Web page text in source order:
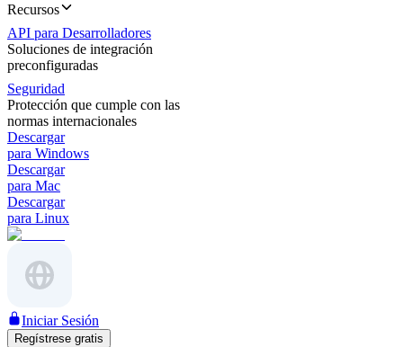
Recursos
API para Desarrolladores
Soluciones de integración
preconfiguradas
Seguridad
Protección que cumple con las
normas internacionales
Descargar
para Windows
Descargar
para Mac
Descargar
para Linux
Iniciar Sesión
Regístrese gratis